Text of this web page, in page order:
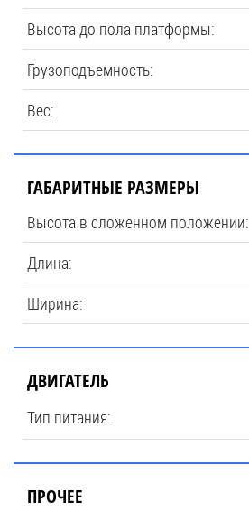
Высота до пола платформы:
Грузоподъемность:
Вес:
ГАБАРИТНЫЕ РАЗМЕРЫ
Высота в сложенном положении:
Длина:
Ширина:
ДВИГАТЕЛЬ
Тип питания:
ПРОЧЕЕ